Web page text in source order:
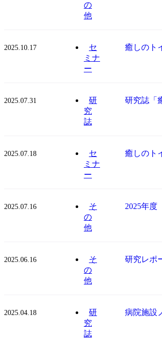
の
他
2025.10.17
セ
ミナ
ー
癒しのト
2025.07.31
研
究
誌
研究誌「
2025.07.18
セ
ミナ
ー
癒しのト
2025.07.16
そ
の
他
2025年
2025.06.16
そ
の
他
研究レポ
2025.04.18
研
究
誌
病院施設